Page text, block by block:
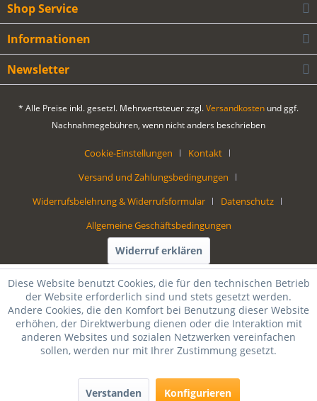
Shop Service
Informationen
Newsletter
* Alle Preise inkl. gesetzl. Mehrwertsteuer zzgl.Versandkosten und ggf.
Nachnahmegebühren, wenn nicht anders beschrieben
Cookie-Einstellungen
Kontakt
Versand und Zahlungsbedingungen
Widerrufsbelehrung & Widerrufsformular
Datenschutz
Allgemeine Geschäftsbedingungen
Widerruf erklären
Diese Website benutzt Cookies, die für den technischen Betrieb
der Website erforderlich sind und stets gesetzt werden.
Andere Cookies, die den Komfort bei Benutzung dieser Website
erhöhen, der Direktwerbung dienen oder die Interaktion mit
anderen Websites und sozialen Netzwerken vereinfachen
sollen, werden nur mit Ihrer Zustimmung gesetzt.
Verstanden Konfigurieren